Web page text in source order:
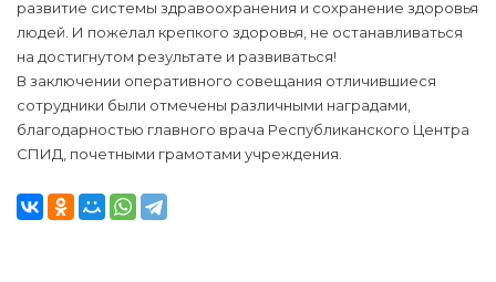
развитие системы здравоохранения и сохранение здоровья
людей. И пожелал крепкого здоровья, не останавливаться
на достигнутом результате и развиваться!
В заключении оперативного совещания отличившиеся
сотрудники были отмечены различными наградами,
благодарностью главного врача Республиканского Центра
СПИД, почетными грамотами учреждения.